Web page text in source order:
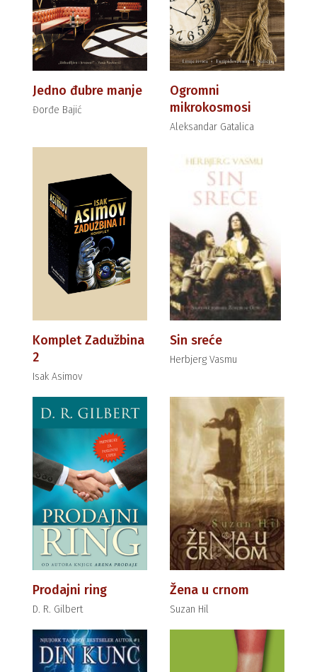
Jedno đubre manje
Đorđe Bajić
Ogromni
mikrokosmosi
Aleksandar Gatalica
Komplet Zadužbina
2
Isak Asimov
Sin sreće
Herbjerg Vasmu
Prodajni ring
D. R. Gilbert
Žena u crnom
Suzan Hil